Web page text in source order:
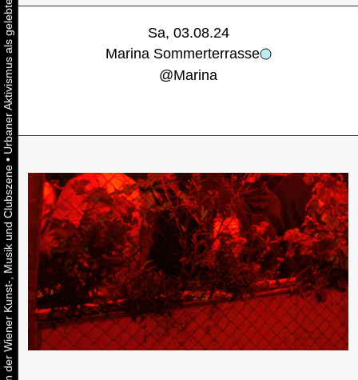
•
Sa, 03.08.24
Marina Sommerterrasse
@Marina